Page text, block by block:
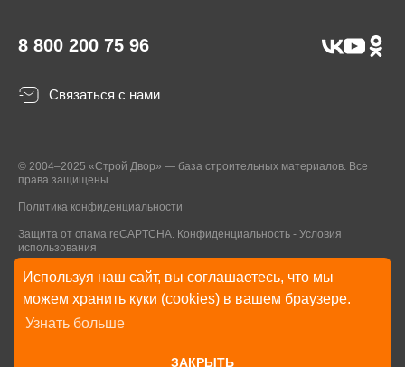
Используя наш сайт, вы соглашаетесь, что мы
можем хранить куки (cookies) в вашем браузере.
Узнать больше
ЗАКРЫТЬ
8 800 200 75 96
Связаться с нами
© 2004–2025 «Строй Двор» — база строительных материалов. Все
права защищены.
Политика конфиденциальности
Защита от спама reCAPTCHA. Конфиденциальность - Условия
использования
* Указанные на Сайте цены, комплектации, описания и технические
характеристики могут быть изменены в любое время без уведомления
пользователей Сайта. Внешний вид товаров и упаковки может